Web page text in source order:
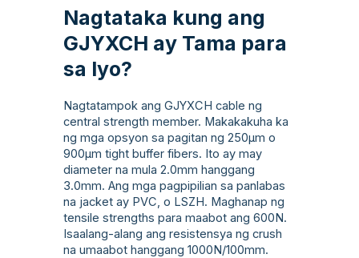
Nagtataka kung ang
GJYXCH ay Tama para
sa Iyo?
Nagtatampok ang GJYXCH cable ng
central strength member. Makakakuha ka
ng mga opsyon sa pagitan ng 250µm o
900µm tight buffer fibers. Ito ay may
diameter na mula 2.0mm hanggang
3.0mm. Ang mga pagpipilian sa panlabas
na jacket ay PVC, o LSZH. Maghanap ng
tensile strengths para maabot ang 600N.
Isaalang-alang ang resistensya ng crush
na umaabot hanggang 1000N/100mm.